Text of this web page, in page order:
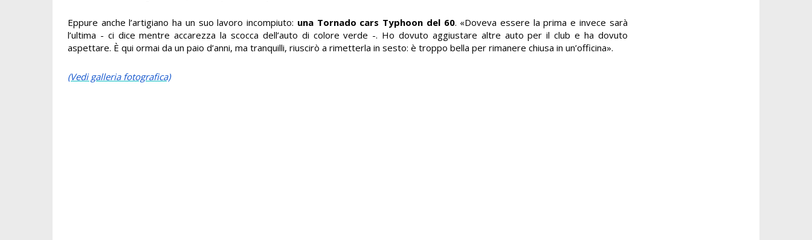
Eppure anche l’artigiano ha un suo lavoro incompiuto: una Tornado cars Typhoon del 60. «Doveva essere la prima e invece sarà
l’ultima - ci dice mentre accarezza la scocca dell’auto di colore verde -. Ho dovuto aggiustare altre auto per il club e ha dovuto
aspettare. È qui ormai da un paio d’anni, ma tranquilli, riuscirò a rimetterla in sesto: è troppo bella per rimanere chiusa in un’officina».
(Vedi galleria fotografica)